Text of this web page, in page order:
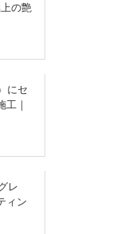
の艶
にセ
工｜
レ
ィン